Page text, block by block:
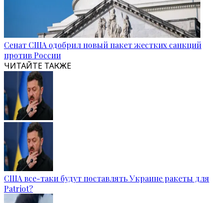
Сенат США одобрил новый пакет жестких санкций
против России
ЧИТАЙТЕ ТАКЖЕ
США все-таки будут поставлять Украине ракеты для
Patriot?